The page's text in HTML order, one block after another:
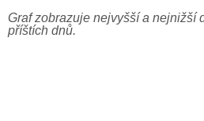
Graf zobrazuje nejvyšší a nejnižší
příštích dnů.